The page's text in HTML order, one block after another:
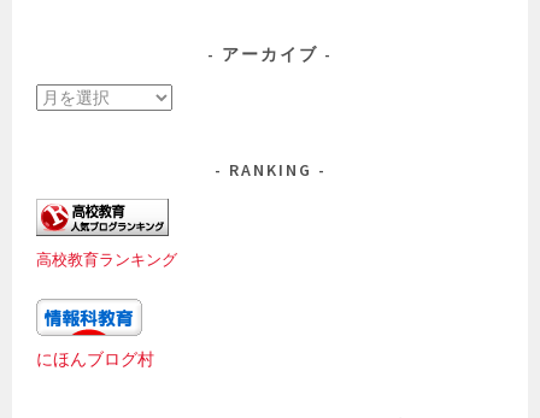
アーカイブ
ア
ブ
RANKING
高校教育ランキング
にほんブログ村